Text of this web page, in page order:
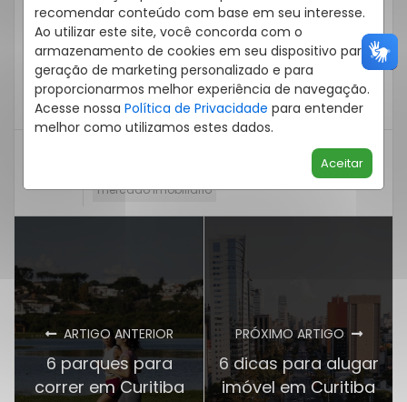
recomendar conteúdo com base em seu interesse.
Ao utilizar este site, você concorda com o
armazenamento de cookies em seu dispositivo para
geração de marketing personalizado e para
proporcionarmos melhor experiência de navegação.
Acesse nossa Política de Privacidade para entender
melhor como utilizamos estes dados.
Aceitar
investir em imóveis na capital paranaense,
conte com a gente.Você pode entrar em
contato pelo chat ouWhatsApp com a
nossa equipe online de corretores.
mercado imobiliário
ARTIGO ANTERIOR
6 parques para
correr em Curitiba
PRÓXIMO ARTIGO
6 dicas para alugar
imóvel em Curitiba